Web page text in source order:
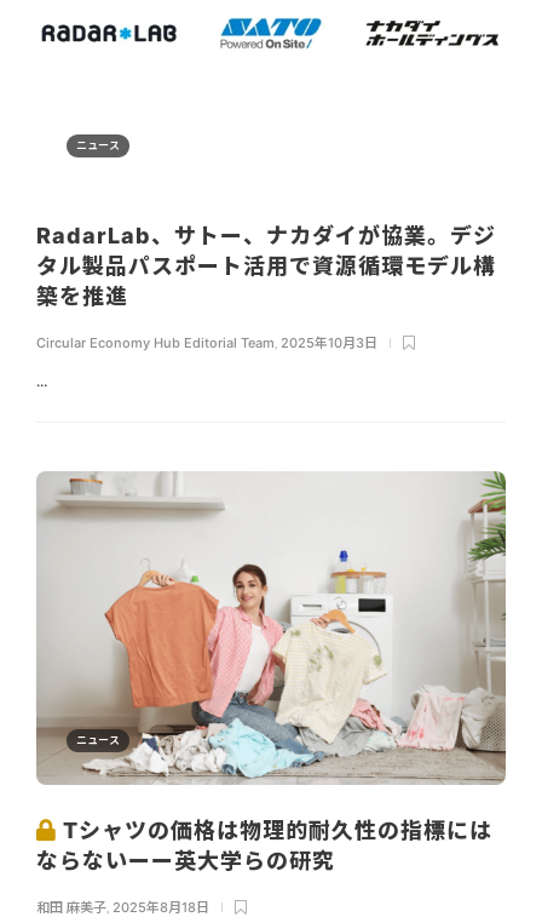
ニュース
RadarLab、サトー、ナカダイが協業。デジ
タル製品パスポート活用で資源循環モデル構
築を推進
Circular Economy Hub Editorial Team 2025年10月3日
...
ニュース
Tシャツの価格は物理的耐久性の指標には
ならないーー英大学らの研究
和田 麻美子 2025年8月18日